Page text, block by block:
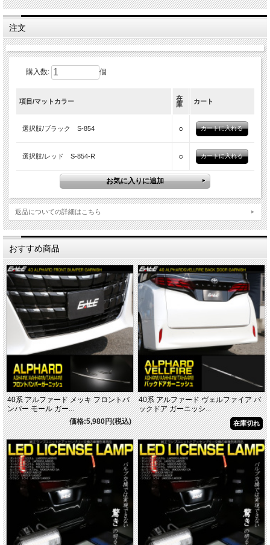
専用設計でジャストフィット。
耐久性に優れた高機能素材、ABS樹脂製。
ケーブルホールを設けており、ケーブルが干渉することなくUSB純正電源使用可
能。
コインボックス、走行時のズレ、汚れ、傷を防止するラバーマット付き。
商品概要
■適合車種：TOYOTA トヨタ アルファード ヴェルファイア 30系 前期 後期
AYH30/GGH30/GGH35/AGH30/AGH35
大型スタンダードコンソールボックス
置くだけ充電非装着車
■Exective Lounge
■G”Fパッケージ
■G
■X
■Exective LoungeS
■SR”Cパッケージ
■SR
■S
ガソリン
■Exective Lounge
■GF
■G
■Exective LoungeS
■S”Cパッケージ
ハイブリッド
■Exective Lounge Z
■ZR”Gエディション
■ZR
■Z
■Exective Lounge
■V”Lエディション
■V
■X
ガソリン
■Exective Lounge Z
■ZG
■Z”Gエディション
■Exective Lounge
注文
購入数: 個
項目/マットカラー
在
庫
カート
選択肢/ブラック S-854 ○
選択肢/レッド S-854-R ○
返品についての詳細はこちら
おすすめ商品
40系 アルファード メッキ フロントバ
ンパー モール ガー...
価格:5,980円(税込)
40系 アルファード ヴェルファイア バ
ックドア ガーニッシ...
在庫切れ